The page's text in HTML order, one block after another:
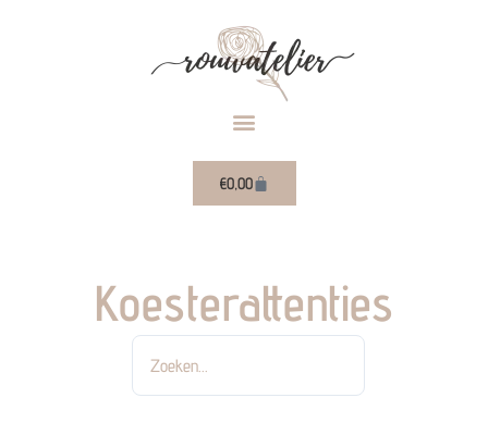
€0,00Winkelwagen
Koesterattenties